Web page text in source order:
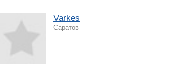
Varkes
Саратов